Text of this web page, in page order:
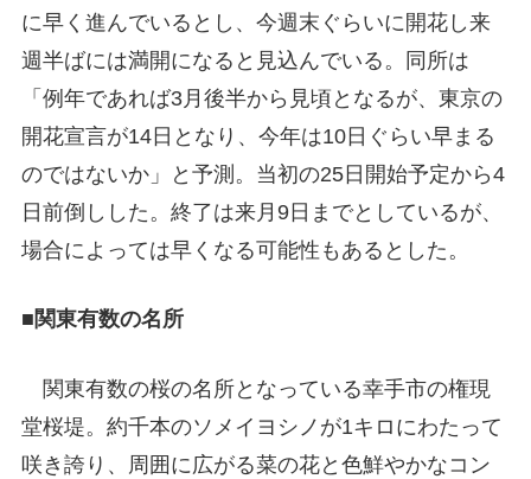
に早く進んでいるとし、今週末ぐらいに開花し来
週半ばには満開になると見込んでいる。同所は
「例年であれば3月後半から見頃となるが、東京の
開花宣言が14日となり、今年は10日ぐらい早まる
のではないか」と予測。当初の25日開始予定から4
日前倒しした。終了は来月9日までとしているが、
場合によっては早くなる可能性もあるとした。
■関東有数の名所
関東有数の桜の名所となっている幸手市の権現
堂桜堤。約千本のソメイヨシノが1キロにわたって
咲き誇り、周囲に広がる菜の花と色鮮やかなコン